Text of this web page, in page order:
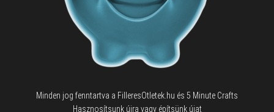
Minden jog fenntartva a FilleresOtletek.hu és 5 Minute Crafts
Hasznosítsunk újra vagy építsünk újat